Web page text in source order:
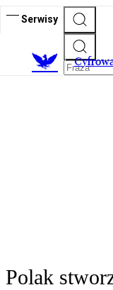
Serwisy
C
Polak